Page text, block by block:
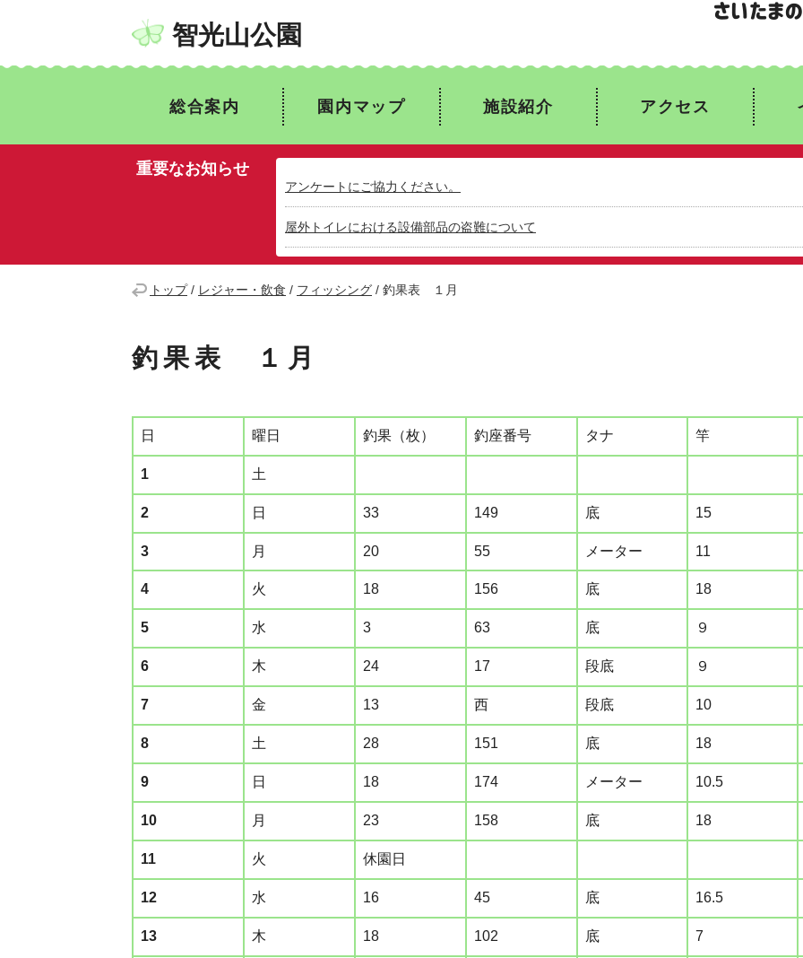
智光山公園
総合案内 園内マップ 施設紹介 アクセス
重要なお知らせ
アンケートにご協力ください。
屋外トイレにおける設備部品の盗難について
トップ/ レジャー・飲食 / フィッシング / 釣果表 １月
釣果表 １月
日 曜日 釣果（枚） 釣座番号 タナ 竿
1 土
2 日 33 149 底 15
3 月 20 55 メーター 11
4 火 18 156 底 18
5 水 3 63 底 ９
6 木 24 17 段底 ９
7 金 13 西 段底 10
8 土 28 151 底 18
9 日 18 174 メーター 10.5
10 月 23 158 底 18
11 火 休園日
12 水 16 45 底 16.5
13 木 18 102 底 7